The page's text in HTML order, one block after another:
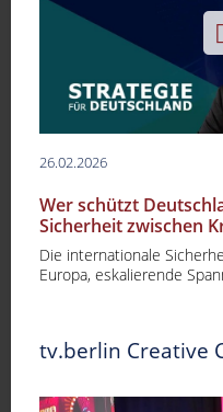
26.02.2026
Wer schützt
Sicherheit zwischen
Die internationale
Europa, eskalierende
tv.berlin Creative